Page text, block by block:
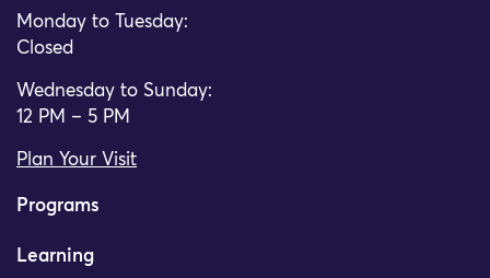
Monday to Tuesday:
Closed
Wednesday to Sunday:
12 PM – 5 PM
Plan Your Visit
Programs
Learning